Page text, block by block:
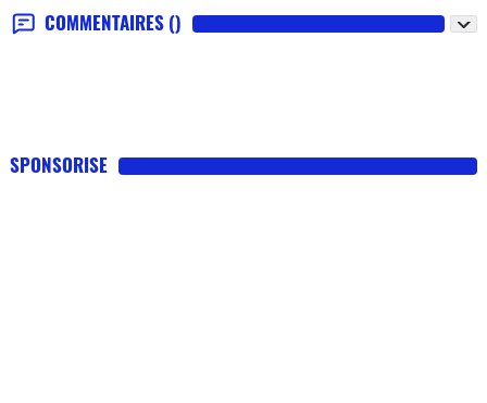
COMMENTAIRES ()
SPONSORISE